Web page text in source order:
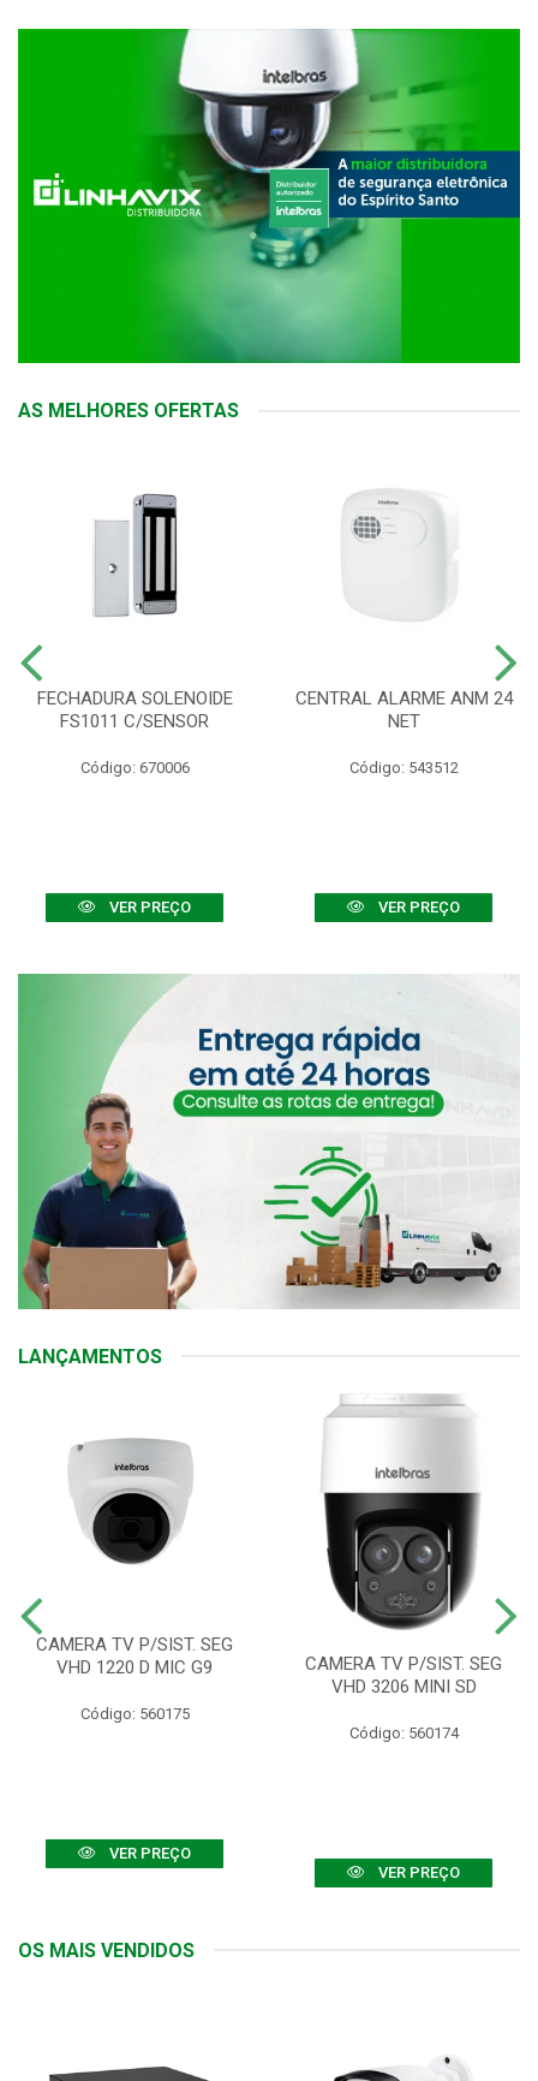
AS MELHORES OFERTAS
FECHADURA SOLENOIDE
FS1011 C/SENSOR
Código: 670006
VER PREÇO
CENTRAL ALARME ANM 24
NET
Código: 543512
VER PREÇO
LANÇAMENTOS
CAMERA TV P/SIST. SEG
VHD 1220 D MIC G9
Código: 560175
VER PREÇO
CAMERA TV P/SIST. SEG
VHD 3206 MINI SD
Código: 560174
VER PREÇO
OS MAIS VENDIDOS